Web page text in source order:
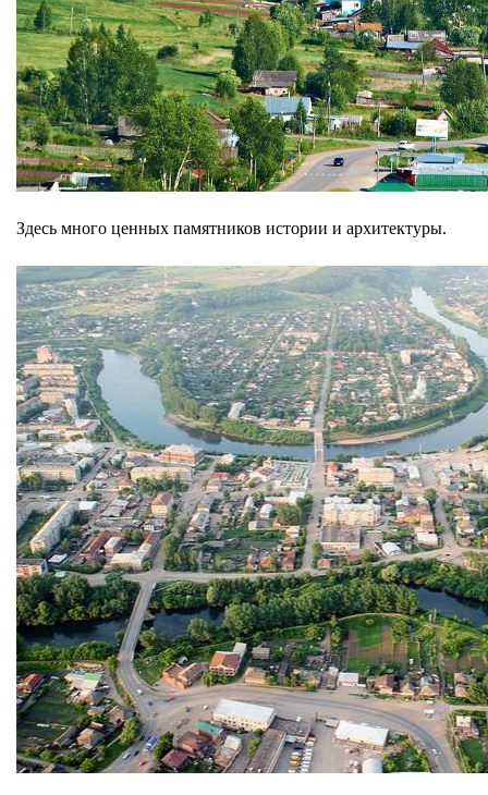
Здесь много ценных памятников истории и архитектуры.